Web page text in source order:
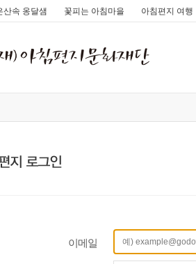
산속 옹달샘 꽃피는 아침마을 아침편지 여행
이메일